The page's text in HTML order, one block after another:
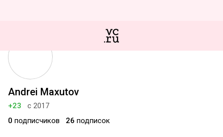
Andrei Maxutov
+23
с 2017
0 подписчиков 26 подписок